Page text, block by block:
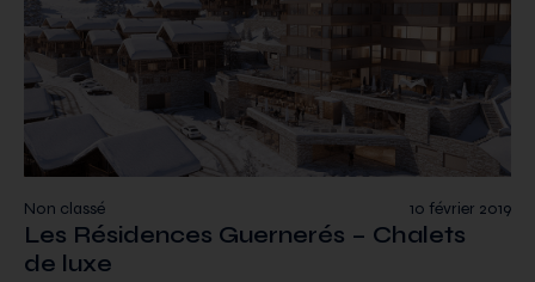
10 février 2019
Non classé
Les Résidences Guernerés – Chalets
de luxe